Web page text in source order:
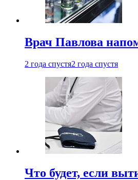
Врач Павлова
2 года спустя2 года спустя
Что будет, если